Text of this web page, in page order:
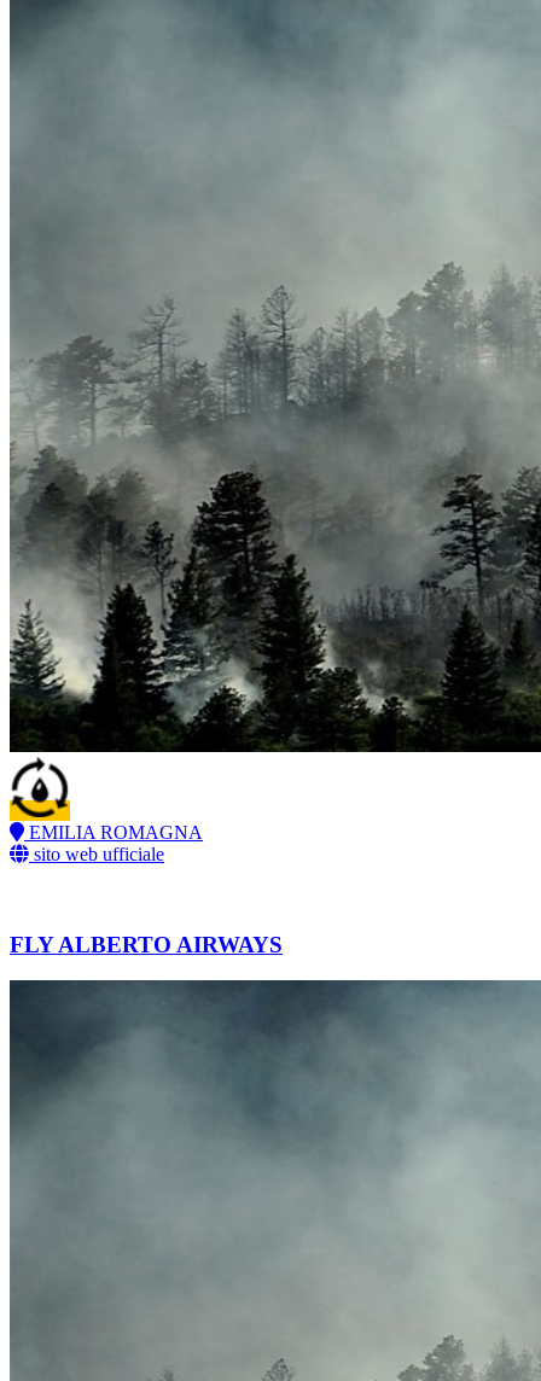
EMILIA ROMAGNA
sito web ufficiale
FLY ALBERTO AIRWAYS